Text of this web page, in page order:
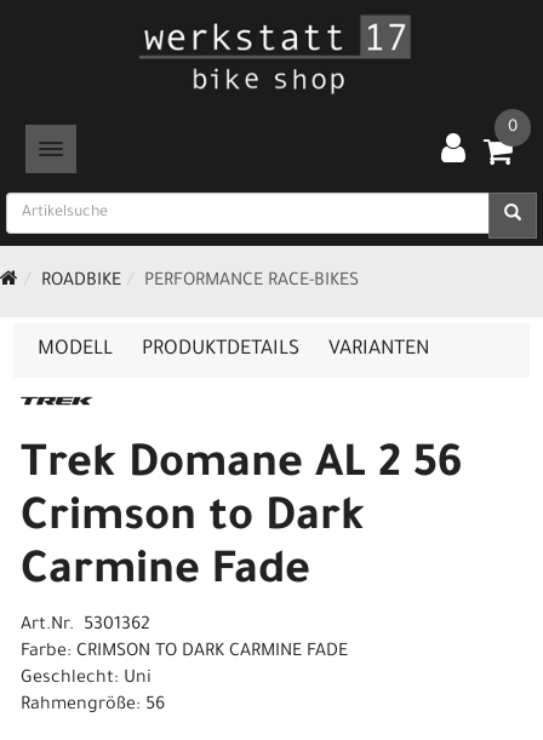
TOGGLE NAVIGATION
0
ROADBIKE PERFORMANCE RACE-BIKES
MODELL PRODUKTDETAILS VARIANTEN
Trek Domane AL 2 56
Crimson to Dark
Carmine Fade
Art.Nr. 5301362
Farbe: CRIMSON TO DARK CARMINE FADE
Geschlecht: Uni
Rahmengröße: 56